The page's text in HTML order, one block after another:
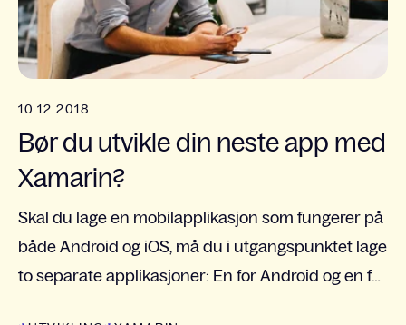
10.12.2018
Bør du utvikle din neste app med
Xamarin?
Skal du lage en mobilapplikasjon som fungerer på
både Android og iOS, må du i utgangspunktet lage
to separate applikasjoner: En for Android og en for